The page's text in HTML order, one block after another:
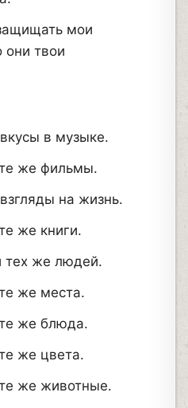
мои
они твои
в музыке.
же фильмы.
на жизнь.
же книги.
же людей.
же места.
же блюда.
же цвета.
же животные.